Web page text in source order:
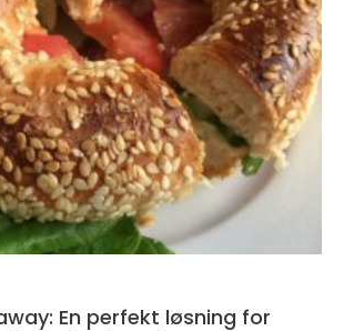
En perfekt løsning for